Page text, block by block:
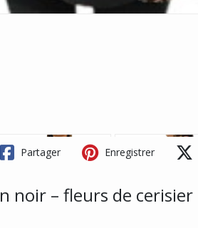
Partager Enregistrer
noir – fleurs de cerisier